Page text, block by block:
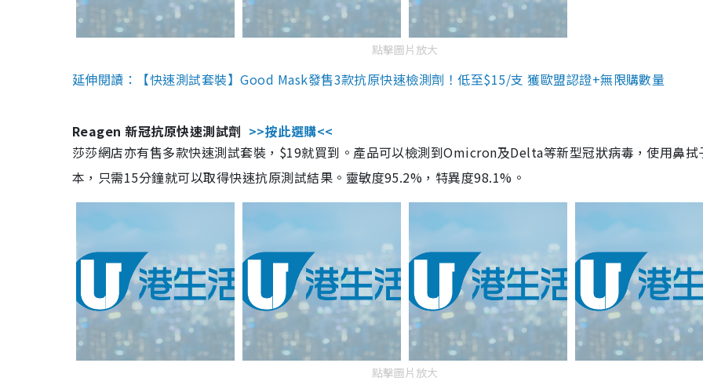
點擊圖片放大
延伸閱讀：【快速測試套裝】Good Mask發售3款抗原快速檢測劑！低至$15/支 獲歐盟認證+無限購數量
Reagen 新冠抗原快速測試劑 >>按此選購<<
莎莎網店亦有售多款快速測試套裝，$19就買到。產品可以檢測到Omicron及Delta等新型冠狀病毒，使用鼻拭
本，只需15分鐘就可以取得快速抗原測試結果。靈敏度95.2%，特異度98.1%。
點擊圖片放大